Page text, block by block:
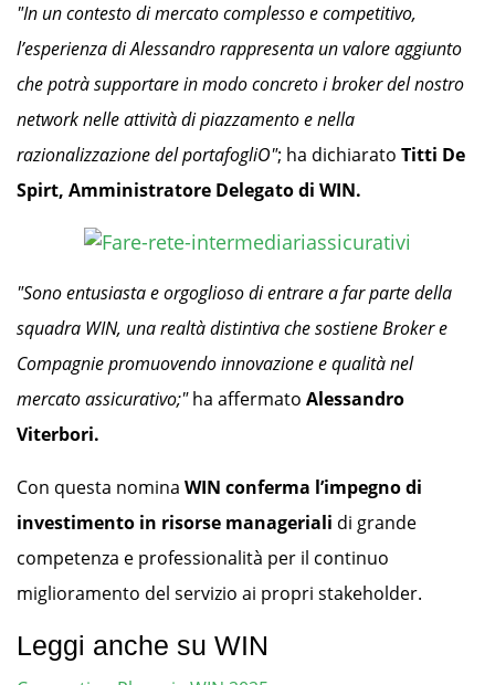
"In un contesto di mercato complesso e competitivo,
l’esperienza di Alessandro rappresenta un valore aggiunto
che potrà supportare in modo concreto i broker del nostro
network nelle attività di piazzamento e nella
razionalizzazione del portafogliO"; ha dichiarato Titti De
Spirt, Amministratore Delegato di WIN.
"Sono entusiasta e orgoglioso di entrare a far parte della
squadra WIN, una realtà distintiva che sostiene Broker e
Compagnie promuovendo innovazione e qualità nel
mercato assicurativo;"ha affermato Alessandro
Viterbori.
Con questa nomina WIN conferma l’impegno di
investimento in risorse manageriali di grande
competenza e professionalità per il continuo
miglioramento del servizio ai propri stakeholder.
Leggi anche su WIN